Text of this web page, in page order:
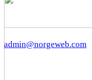
admin@norgeweb.com